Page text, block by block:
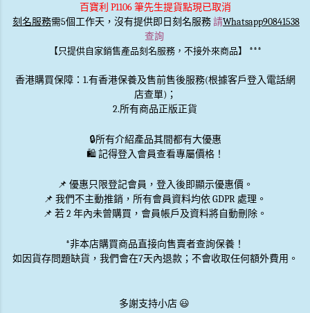
百寶利 P1106 筆先生提貨點現已取消
刻名服務需5個工作天，沒有提供即日刻名服務請Whatsapp90841538
查詢
【只提供自家銷售產品刻名服務，不接外來商品】 ***
香港購買保障：1.有香港保養及售前售後服務(根據客戶登入電話網
店查單)；
2.所有商品正版正貨
🔒所有介紹產品其間都有大優惠
🛍️ 記得登入會員查看專屬價格！
📌 優惠只限登記會員 ，登入後即顯示優惠價。
📌 我們不主動推銷 ，所有會員資料均依 GDPR 處理。
📌 若 2 年內未曾購買，會員帳戶及資料將自動刪除。
*非本店購買商品直接向售賣者查詢保養！
如因貨存問題缺貨，我們會在7天內退款；不會收取任何額外費用。
多謝支持小店 😃